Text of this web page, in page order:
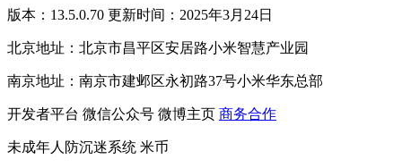
版本：13.5.0.70 更新时间：2025年3月24日
北京地址：北京市昌平区安居路小米智慧产业园
南京地址：南京市建邺区永初路37号小米华东总部
开发者平台 微信公众号 微博主页 商务合作
未成年人防沉迷系统 米币